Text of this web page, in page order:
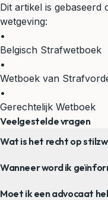
Dit artikel is gebaseerd
wetgeving:
•
Belgisch Strafwetboek
•
Wetboek van
•
Gerechtelijk Wetboek
Veelgestelde vragen
Wat is het recht op
Wanneer word ik
Moet ik een advocaat